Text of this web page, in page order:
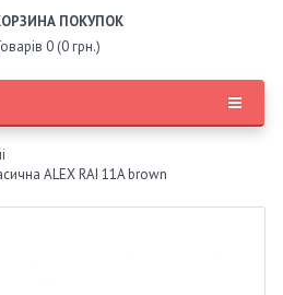
ПОКУПОК
0 (0 грн.)
ALEX RAI 11A brown